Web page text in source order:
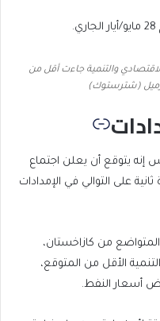
والتنمية جاءت أقل من
يتوقع أن يعلن اجتماع
على التوالي في الإمدادات
المتواضع من كازاخستان،
الأقل من المتوقع،
أسعار النفط.